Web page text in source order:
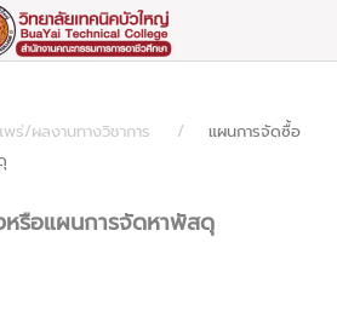
พร่/ผลงานทางวิชาการ
แผนการจัดซื้อ
รือแผนการจัดหาพัสดุ